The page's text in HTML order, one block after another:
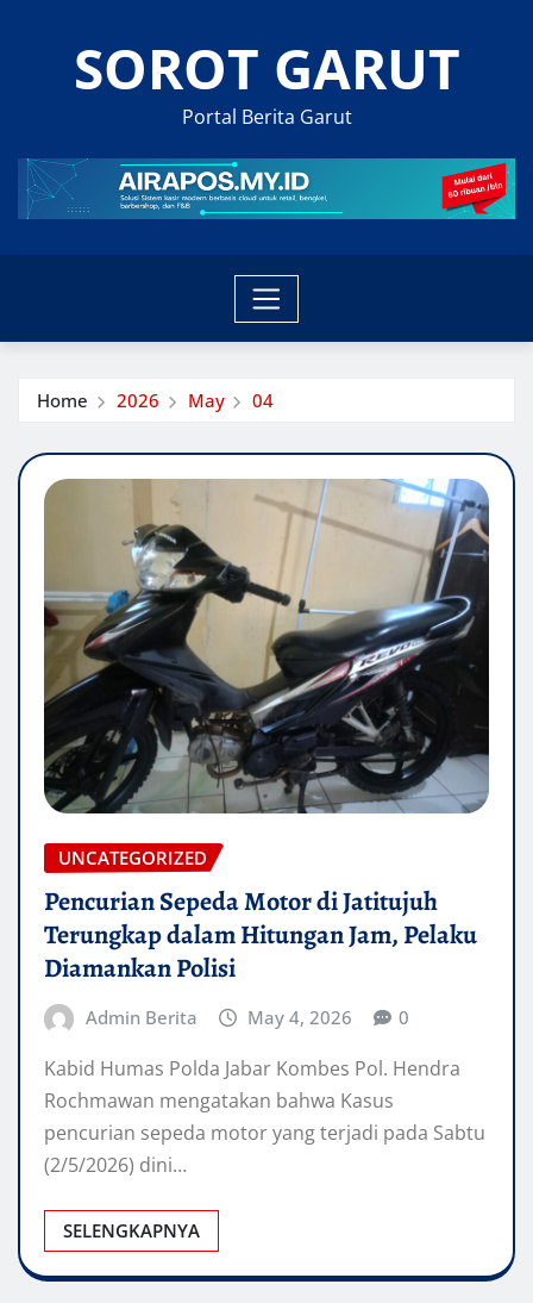
SOROT GARUT
Portal Berita Garut
Home 2026 May 04
UNCATEGORIZED
Pencurian Sepeda Motor di Jatitujuh
Terungkap dalam Hitungan Jam, Pelaku
Diamankan Polisi
Admin Berita May 4, 2026 0
Kabid Humas Polda Jabar Kombes Pol. Hendra
Rochmawan mengatakan bahwa Kasus
pencurian sepeda motor yang terjadi pada Sabtu
(2/5/2026) dini…
SELENGKAPNYA